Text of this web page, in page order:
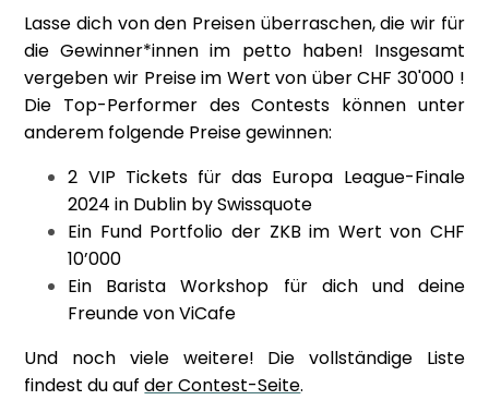
Lasse dich von den Preisen überraschen, die wir für
die Gewinner*innen im petto haben! Insgesamt
vergeben wir Preise im Wert von über CHF 30'000 !
Die Top-Performer des Contests können unter
anderem folgende Preise gewinnen:
2 VIP Tickets für das Europa League-Finale
2024 in Dublin by Swissquote
Ein Fund Portfolio der ZKB im Wert von CHF
10’000
Ein Barista Workshop für dich und deine
Freunde von ViCafe
Und noch viele weitere! Die vollständige Liste
findest du aufder Contest-Seite.